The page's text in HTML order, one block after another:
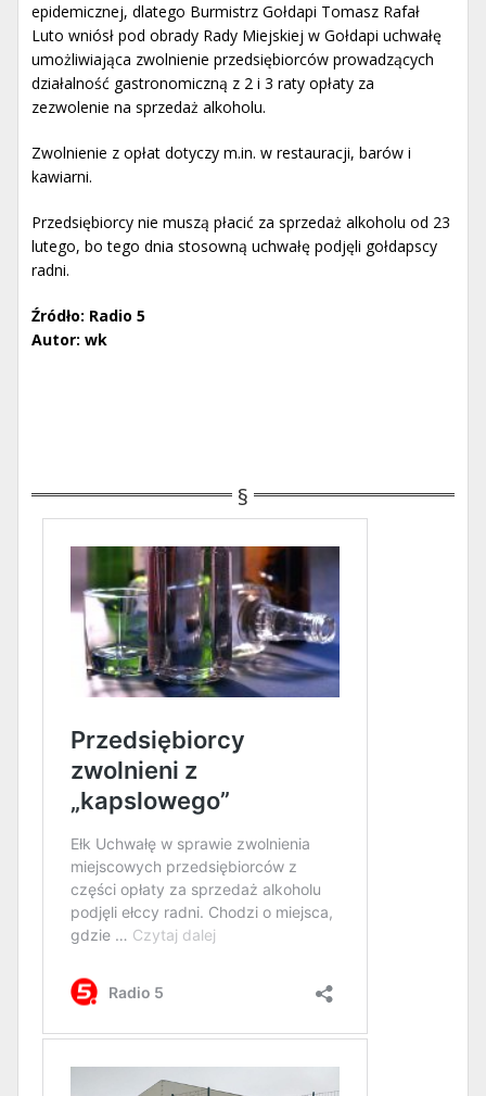
epidemicznej, dlatego Burmistrz Gołdapi Tomasz Rafał
Luto wniósł pod obrady Rady Miejskiej w Gołdapi uchwałę
umożliwiająca zwolnienie przedsiębiorców prowadzących
działalność gastronomiczną z 2 i 3 raty opłaty za
zezwolenie na sprzedaż alkoholu.
Zwolnienie z opłat dotyczy m.in. w restauracji, barów i
kawiarni.
Przedsiębiorcy nie muszą płacić za sprzedaż alkoholu od 23
lutego, bo tego dnia stosowną uchwałę podjęli gołdapscy
radni.
Źródło: Radio 5
Autor: wk